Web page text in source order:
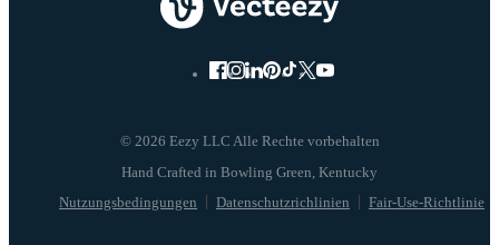
© 2026 Eezy LLC Alle Rechte vorbehalten
Nutzungsbedingungen Datenschutzrichlinien Fair-Use-Richtlinie